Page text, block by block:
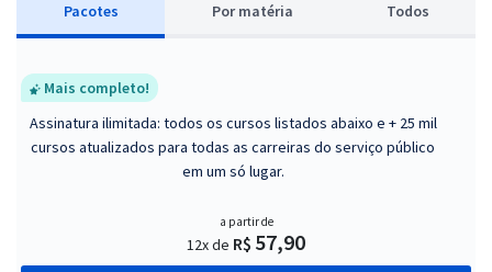
Pacotes Por matéria Todos
Mais completo!
Assinatura ilimitada: todos os cursos listados abaixo e + 25 mil
cursos atualizados para todas as carreiras do serviço público
em um só lugar.
a partir de
12x de R$ 57,90